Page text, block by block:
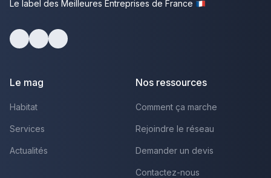
Le label des Meilleures Entreprises de France
Le mag
Habitat
Services
Actualités
Nos ressources
Comment ça marche
Rejoindre le réseau
Demander un devis
Contactez-nous